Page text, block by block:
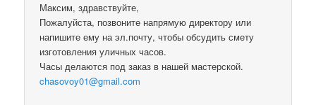
Максим, здравствуйте,
Пожалуйста, позвоните напрямую директору или
напишите ему на эл.почту, чтобы обсудить смету
изготовления уличных часов.
Часы делаются под заказ в нашей мастерской.
chasovoy01@gmail.com